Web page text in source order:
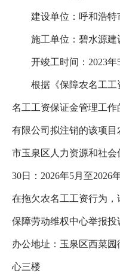
建设单位：呼和浩
施工单位：碧水源建
开竣工时间：2023年
根据《保障农名工
名工工资保证金管理工
有限公司拟注销的该项
市玉泉区人力资源和社
30日：2026年5月至2026
在拖欠农名工工资行为
保障劳动维权中心举报投
办公地址：玉泉区西菜
心三楼